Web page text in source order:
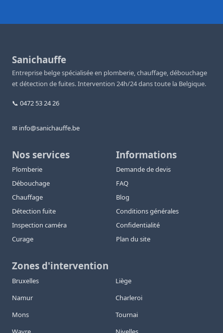
Sanichauffe
Entreprise belge spécialisée en plomberie, chauffage, débouchage
et détection de fuites. Intervention 24h/24 dans toute la Belgique.
📞 0472 53 24 26
✉ info@sanichauffe.be
Nos services
Plomberie
Débouchage
Chauffage
Détection fuite
Inspection caméra
Curage
Informations
Demande de devis
FAQ
Blog
Conditions générales
Confidentialité
Plan du site
Zones d'intervention
Bruxelles
Liège
Namur
Charleroi
Mons
Tournai